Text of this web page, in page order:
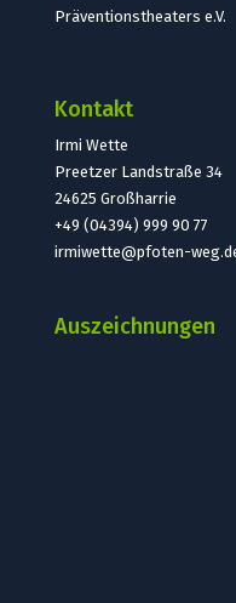
Präventionstheaters e.V.
Kontakt
Irmi Wette
Preetzer Landstraße 34
24625 Großharrie
+49 (04394) 999 90 77
irmiwette@pfoten-
Auszeichnungen